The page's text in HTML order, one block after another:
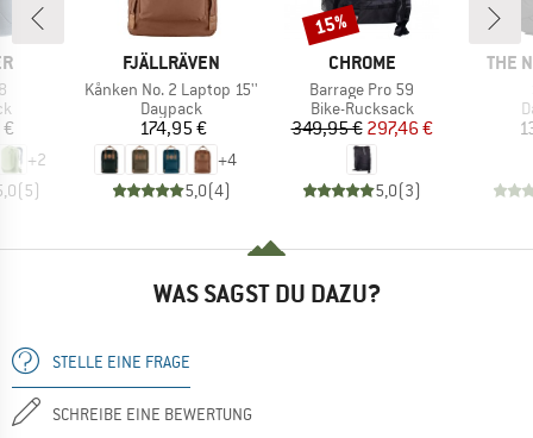
+2
(5)
MARKE
FJÄLLRÄVEN
Artikel
Kånken No. 2 Laptop 15''
Produktgruppe
Daypack
Preis
174,95 €
+4
5,0(4)
MARKE
CHROME
Artikel
Barrage Pro 59
Produktgruppe
Bike-Rucksack
Preis
349,95 €reduzierter Preis
297,46 €
5,0(3)
Rabatt
15%
THE
WAS SAGST DU DAZU?
STELLE EINE FRAGE
SCHREIBE EINE BEWERTUNG